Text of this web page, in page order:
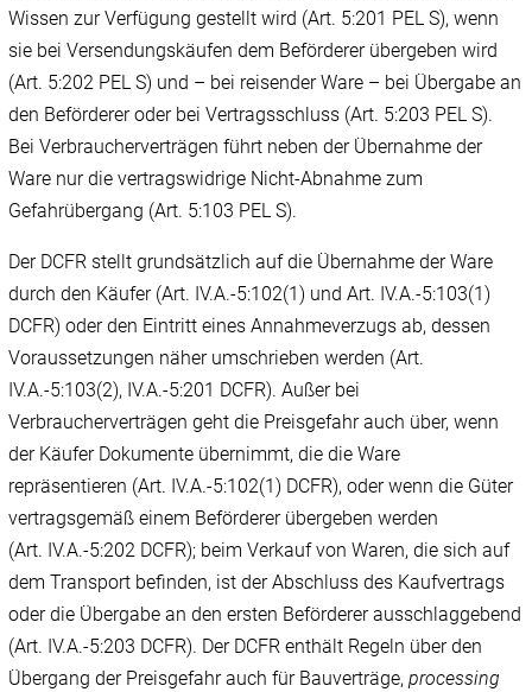
Wissen zur Verfügung gestellt wird (Art. 5:201 PEL S), wenn
sie bei Versendungskäufen dem Beförderer übergeben wird
(Art. 5:202 PEL S) und – bei reisender Ware – bei Übergabe an
den Beförderer oder bei Vertragsschluss (Art. 5:203 PEL S).
Bei Verbraucherverträgen führt neben der Übernahme der
Ware nur die vertragswidrige Nicht-Abnahme zum
Gefahrübergang (Art. 5:103 PEL S).
Der DCFR stellt grundsätzlich auf die Übernahme der Ware
durch den Käufer (Art. IV.A.-5:102(1) und Art. IV.A.-5:103(1)
DCFR) oder den Eintritt eines Annahmeverzugs ab, dessen
Voraussetzungen näher umschrieben werden (Art.
IV.A.-5:103(2), IV.A.-5:201 DCFR). Außer bei
Verbraucherverträgen geht die Preisgefahr auch über, wenn
der Käufer Dokumente übernimmt, die die Ware
repräsentieren (Art. IV.A.-5:102(1) DCFR), oder wenn die Güter
vertragsgemäß einem Beförderer übergeben werden
(Art. IV.A.-5:202 DCFR); beim Verkauf von Waren, die sich auf
dem Transport befinden, ist der Abschluss des Kaufvertrags
oder die Übergabe an den ersten Beförderer ausschlaggebend
(Art. IV.A.-5:203 DCFR). Der DCFR enthält Regeln über den
Übergang der Preisgefahr auch für Bauverträge,processing